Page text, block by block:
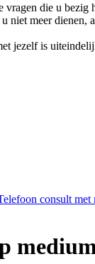
die u bezig
niet meer dienen,
jezelf is